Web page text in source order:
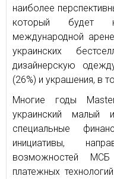
наиболее
который будет
международной
украинских
дизайнерскую
(26%) и украшения, в
Многие годы
украинский малый
специальные
инициативы,
возможностей
платежных